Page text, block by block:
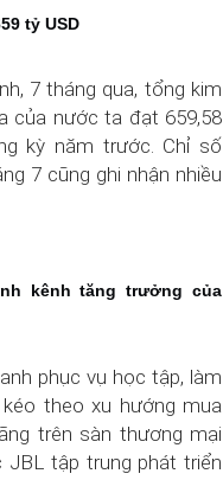
tỷ USD
7 tháng qua, tổng kim
của nước ta đạt 659,58
kỳ năm trước. Chỉ số
7 cũng ghi nhận nhiều
kênh tăng trưởng của
phục vụ học tập, làm
theo xu hướng mua
trên sàn thương mại
tập trung phát triển